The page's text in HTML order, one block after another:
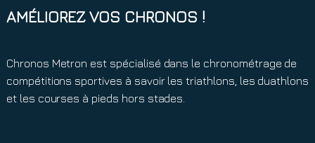
AMÉLIOREZ VOS CHRONOS !
Chronos Metron est spécialisé dans le chronométrage de
compétitions sportives à savoir les triathlons, les duathlons
et les courses à pieds hors stades.